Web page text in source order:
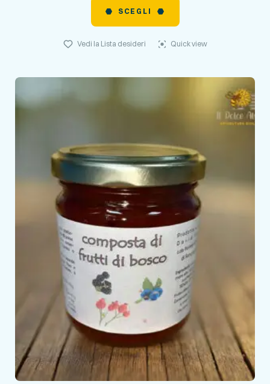
SCEGLI
Vedi la Lista desideri Quick view